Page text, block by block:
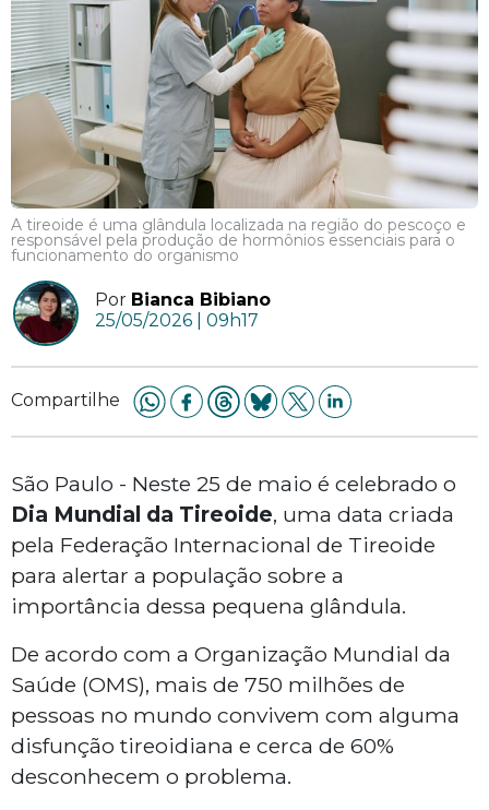
A tireoide é uma glândula localizada na região do pescoço e
responsável pela produção de hormônios essenciais para o
funcionamento do organismo
Por Bianca Bibiano
25/05/2026 | 09h17
Compartilhe
São Paulo - Neste 25 de maio é celebrado o
Dia Mundial da Tireoide, uma data criada
pela Federação Internacional de Tireoide
para alertar a população sobre a
importância dessa pequena glândula.
De acordo com a Organização Mundial da
Saúde (OMS), mais de 750 milhões de
pessoas no mundo convivem com alguma
disfunção tireoidiana e cerca de 60%
desconhecem o problema.